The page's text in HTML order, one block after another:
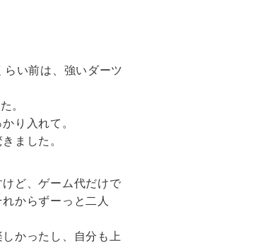
い前は、強いダーツ
。
り入れて。
ました。
ど、ゲーム代だけで
からずーっと二人
かったし、自分も上